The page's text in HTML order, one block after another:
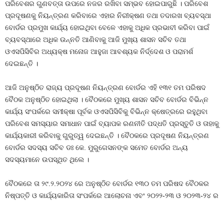
ପରିବେଶର ଗୁଣବତ୍ତା ଉପରେ ନଜର ରଖିବା ସମ୍ଭବ ହୋଇପାରୁଛି । ପରିବେଶ
ପ୍ରଦୂଷଣକୁ ନିୟନ୍ତ୍ରଣ କରିବାରେ ଏହାର ନିରୀକ୍ଷଣ ତଥା ତଦାରଖ ବ୍ୟବସ୍ଥା
ବୋର୍ଡର ପ୍ରମୁଖ କାର୍ଯ୍ୟ ହୋଇଥିବା ବେଳେ ଏହାକୁ ଅଧିକ ପ୍ରଭାବୀ କରିବା ପାଇଁ
ବ୍ୟବସ୍ଥାରେ ଅଧିକ ଉନ୍ନତି ଆଣିବାକୁ ଆଜି ମୁଖ୍ୟ ଶାସନ ସଚିବ ତଥା
ଓଏସପିସିବିର ଅଧ୍ୟକ୍ଷ ମନୋଜ ଆହୁଜା ଆବଶ୍ୟକ ନିର୍ଦ୍ଦେଶ ଓ ପରାମର୍ଶ
ଦେଇଛନ୍ତି ।
ଆଜି ଅନୁଷ୍ଠିତ ରାଜ୍ୟ ପ୍ରଦୂଷଣ ନିୟନ୍ତ୍ରଣ ବୋର୍ଡର ଏହି ୧୩୧ ତମ ପରିଷଦ
ବୈଠକ ଅନୁଷ୍ଠିତ ହୋଇଥିଲା । ବୈଠକରେ ମୁଖ୍ୟ ଶାସନ ସଚିବ ବୋର୍ଡର ବିଭିନ୍ନ
କାର୍ଯ୍ୟ ସଂପର୍କରେ ସମୀକ୍ଷା ପୂର୍ବକ ଓଏସପିସିବିକୁ ବିଭିନ୍ନ କ୍ଷେତ୍ରରେ ରହୁଥିବା
ପରିବେଶ ସମସ୍ୟାର ସମାଧାନ ପାଇଁ ବ୍ୟାପକ ରଣନୀତି ପଦ୍ଧତି ପ୍ରସ୍ତୁତି ଓ ତାହାକୁ
କାର୍ଯ୍ୟକାରୀ କରିବାକୁ ଗୁରୁତ୍ୱ ଦେଇଛନ୍ତି । ବୈଠକରେ ପ୍ରଦୂଷଣ ନିୟନ୍ତ୍ରଣ
ବୋର୍ଡର ସଦସ୍ୟ ସଚିବ ଡଃ କେ. ମୁରୁଗେସନଙ୍କ ସମେତ ବୋର୍ଡର ଅନ୍ୟ
ସଦସ୍ୟମାନେ ଉପସ୍ଥିତ ଥିଲେ ।
ବୈଠକରେ ତା ୨୯.୨.୨୦୨୪ ରେ ଅନୁଷ୍ଠିତ ବୋର୍ଡର ୧୩୦ ତମ ପରିଷଦ ବୈଠକର
ନିଷ୍ପତ୍ତି ଓ କାର୍ଯ୍ୟକାରିତା ସଂପର୍କରେ ଆଲୋଚନା ଏବଂ ୨୦୨୨-୨୩ ଓ ୨୦୨୩-୨୪ ର